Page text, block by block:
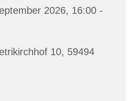
2026, 16:00 -
10, 59494